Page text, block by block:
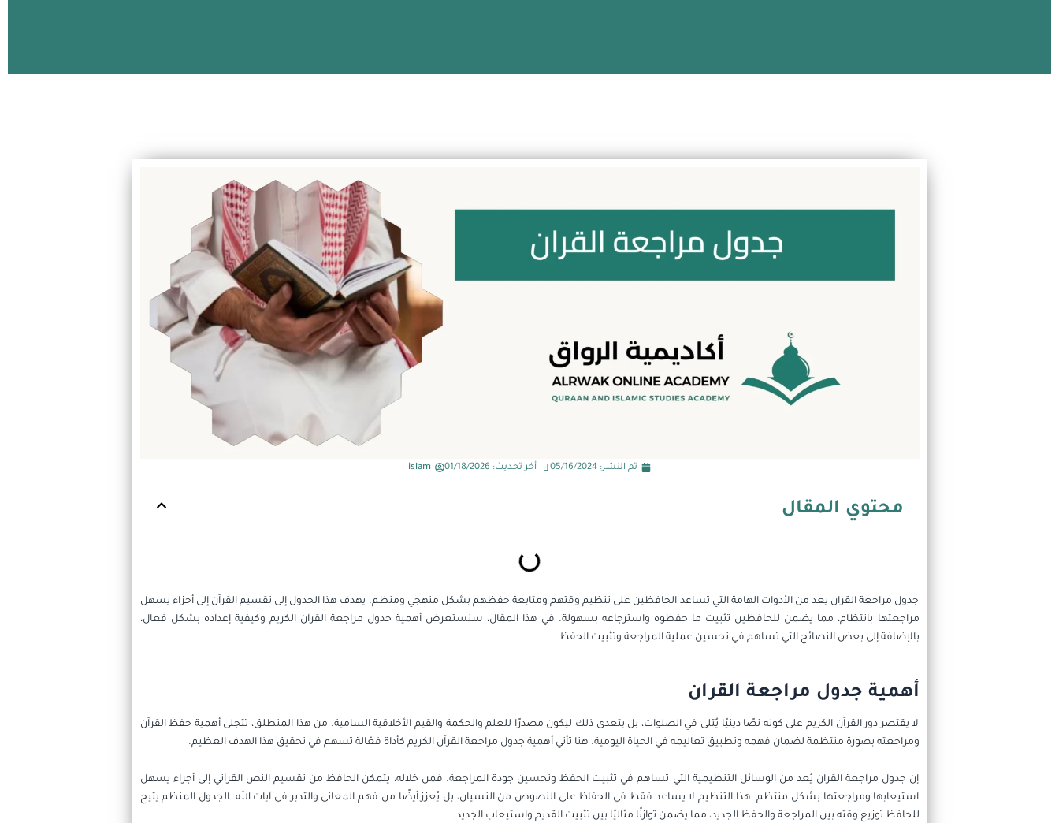
احصل على حصة تجريبية مجانية
تم النشر: 05/16/2024 أخر تحديث: 01/18/2026 islam
محتوي المقال
جدول مراجعة القران يعد من الأدوات الهامة التي تساعد الحافظين على تنظيم وقتهم ومتابعة حفظهم بشكل منهجي ومنظم. يهدف هذا الجدول إلى تقسيم القرآن إلى أجزاء يسهل
مراجعتها بانتظام، مما يضمن للحافظين تثبيت ما حفظوه واسترجاعه بسهولة. في هذا المقال، سنستعرض أهمية جدول مراجعة القرآن الكريم وكيفية إعداده بشكل فعال،
بالإضافة إلى بعض النصائح التي تساهم في تحسين عملية المراجعة وتثبيت الحفظ.
أهمية جدول مراجعة القران
لا يقتصر دور القرآن الكريم على كونه نصًا دينيًا يُتلى في الصلوات، بل يتعدى ذلك ليكون مصدرًا للعلم والحكمة والقيم الأخلاقية السامية. من هذا المنطلق، تتجلى أهمية حفظ القرآن
ومراجعته بصورة منتظمة لضمان فهمه وتطبيق تعاليمه في الحياة اليومية. هنا تأتي أهمية جدول مراجعة القرآن الكريم كأداة فعّالة تسهم في تحقيق هذا الهدف العظيم.
إن جدول مراجعة القران يُعد من الوسائل التنظيمية التي تساهم في تثبيت الحفظ وتحسين جودة المراجعة. فمن خلاله، يتمكن الحافظ من تقسيم النص القرآني إلى أجزاء يسهل
استيعابها ومراجعتها بشكل منتظم. هذا التنظيم لا يساعد فقط في الحفاظ على النصوص من النسيان، بل يُعزز أيضًا من فهم المعاني والتدبر في آيات الله. الجدول المنظم يتيح
للحافظ توزيع وقته بين المراجعة والحفظ الجديد، مما يضمن توازنًا مثاليًا بين تثبيت القديم واستيعاب الجديد.